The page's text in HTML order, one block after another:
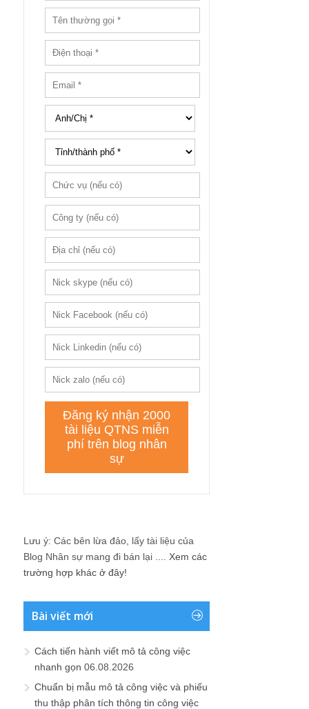
Lưu ý: Các bên lừa đảo, lấy tài liệu của
Blog Nhân sự mang đi bán lại .... Xem các
trường hợp khác ở đây!
Bài viết mới
Cách tiến hành viết mô tả công việc
nhanh gọn 06.08.2026
Chuẩn bị mẫu mô tả công việc và phiếu
thu thập phân tích thông tin công việc